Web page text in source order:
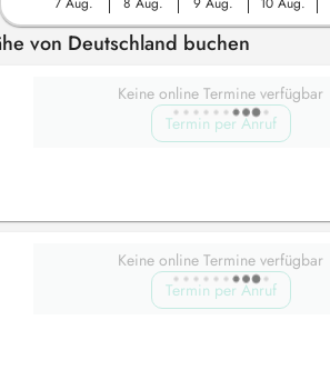
von Deutschland buchen
Keine online Termine verfügbar
Termin per Anruf
Keine online Termine verfügbar
Termin per Anruf